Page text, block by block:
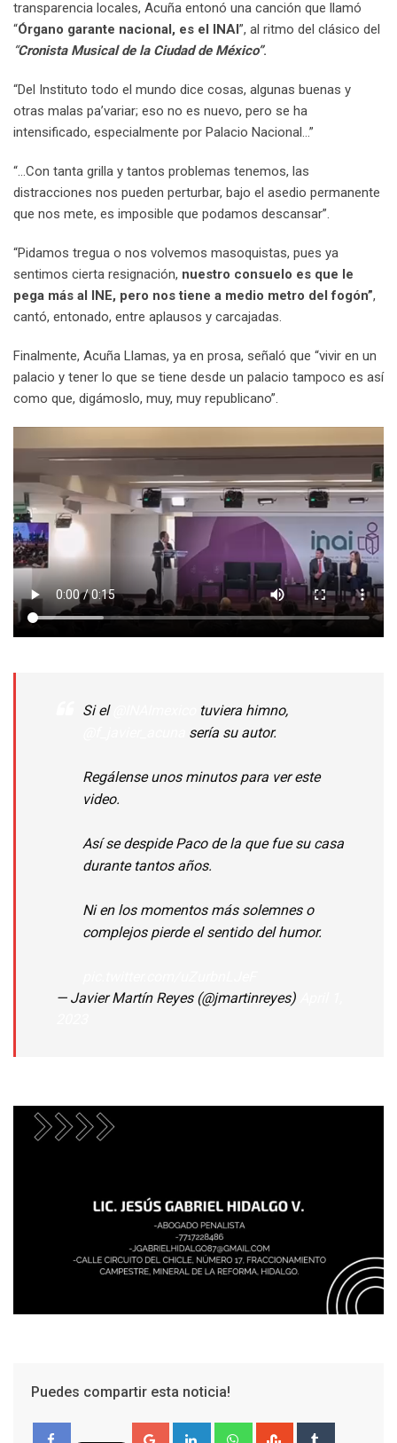
transparencia locales, Acuña entonó una canción que llamó
“Órgano garante nacional, es el INAI”, al ritmo del clásico del
“Cronista Musical de la Ciudad de México”.
“Del Instituto todo el mundo dice cosas, algunas buenas y
otras malas pa’variar; eso no es nuevo, pero se ha
intensificado, especialmente por Palacio Nacional…”
“…Con tanta grilla y tantos problemas tenemos, las
distracciones nos pueden perturbar, bajo el asedio permanente
que nos mete, es imposible que podamos descansar”.
“Pidamos tregua o nos volvemos masoquistas, pues ya
sentimos cierta resignación, nuestro consuelo es que le
pega más al INE, pero nos tiene a medio metro del fogón”,
cantó, entonado, entre aplausos y carcajadas.
Finalmente, Acuña Llamas, ya en prosa, señaló que “vivir en un
palacio y tener lo que se tiene desde un palacio tampoco es así
como que, digámoslo, muy, muy republicano”.
Si el
tuviera himno,
sería su autor.
Regálense unos minutos para ver este
video.
Así se despide Paco de la que fue su casa
durante tantos años.
Ni en los momentos más solemnes o
complejos pierde el sentido del humor.
— Javier Martín Reyes (@jmartinreyes)
Puedes compartir esta noticia!
Google+ LinkedIn WhatsappStumbleUpon